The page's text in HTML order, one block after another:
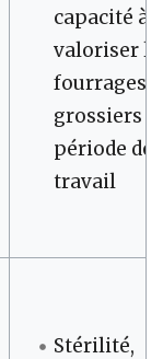
capacité à
valoriser
fourrages
grossiers
période de
travail
Stérilité,